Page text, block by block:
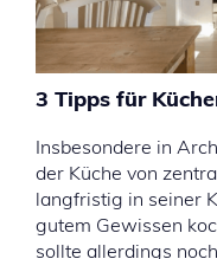
3 Tipps für
Insbesondere in
der Küche von
langfristig in seiner
gutem Gewissen
sollte allerdings